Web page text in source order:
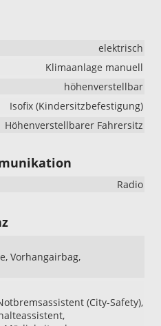
elektrisch
Klimaanlage manuell
höhenverstellbar
Isofix (Kindersitzbefestigung)
Höhenverstellbarer Fahrersitz
Radio
Vorhangairbag,
(City-Safety),